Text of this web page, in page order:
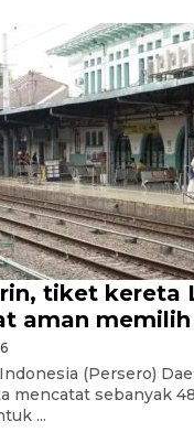
tiket kereta
aman
(Persero)
mencatat sebanyak
...